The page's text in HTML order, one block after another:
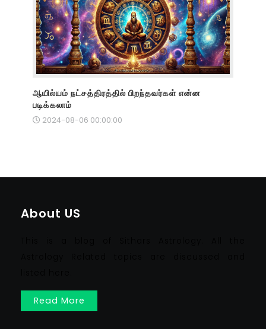
ஆயில்யம் நட்சத்திரத்தில் பிறந்தவர்கள் என்ன
படிக்கலாம்
2024-08-06 00:00:00
About US
Read More